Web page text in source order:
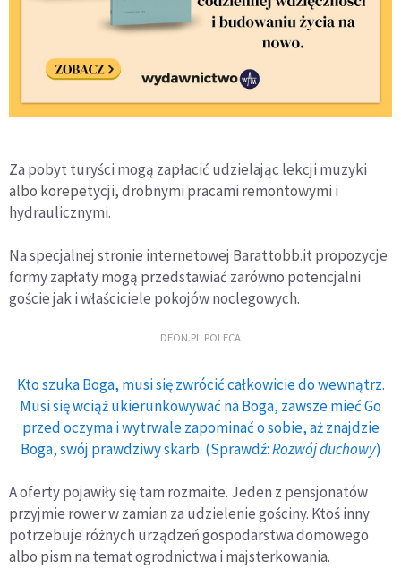
Za pobyt turyści mogą zapłacić udzielając lekcji muzyki
albo korepetycji, drobnymi pracami remontowymi i
hydraulicznymi.
Na specjalnej stronie internetowej Barattobb.it propozycje
formy zapłaty mogą przedstawiać zarówno potencjalni
goście jak i właściciele pokojów noclegowych.
DEON.PL POLECA
Kto szuka Boga, musi się zwrócić całkowicie do wewnątrz.
Musi się wciąż ukierunkowywać na Boga, zawsze mieć Go
przed oczyma i wytrwale zapominać o sobie, aż znajdzie
Boga, swój prawdziwy skarb. (Sprawdź:Rozwój duchowy)
A oferty pojawiły się tam rozmaite. Jeden z pensjonatów
przyjmie rower w zamian za udzielenie gościny. Ktoś inny
potrzebuje różnych urządzeń gospodarstwa domowego
albo pism na temat ogrodnictwa i majsterkowania.